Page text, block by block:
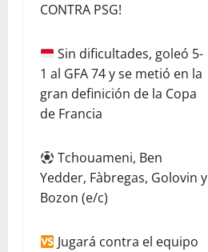
CONTRA PSG!
Sin dificultades, goleó 5-
1 al GFA 74 y se metió en la
gran definición de la Copa
de Francia
Tchouameni, Ben
Yedder, Fàbregas, Golovin y
Bozon (e/c)
Jugará contra el equipo